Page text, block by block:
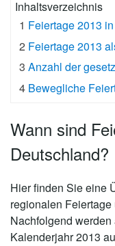
Inhaltsverzeichnis
1 Feiertage 2013
2 Feiertage 2013
3 Anzahl der
4 Bewegliche
Wann sind
Deutschland?
Hier finden Sie eine
regionalen
Nachfolgend
Kalenderjahr 2013